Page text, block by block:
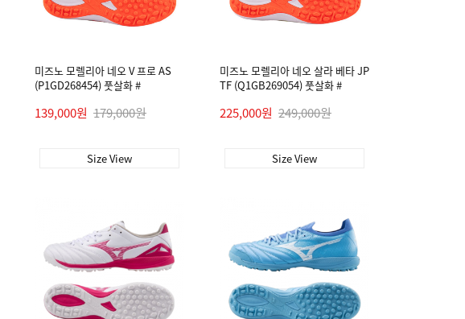
미즈노 모렐리아 네오 V 프로 AS
(P1GD268454) 풋살화 #
139,000원 179,000원
Size View
미즈노 모렐리아 네오 살라 베타 JP
TF (Q1GB269054) 풋살화 #
225,000원 249,000원
Size View